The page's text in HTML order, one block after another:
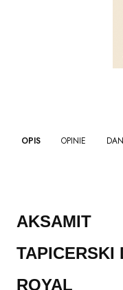
OPIS OPINIE
AKSAMIT
TAPICERSKI
ROYAL